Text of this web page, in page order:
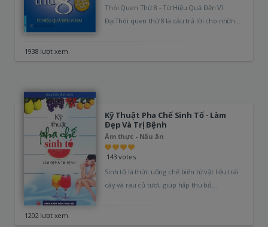
Thói Quen Thứ 8 - Từ Hiệu Quả Đến Vĩ
ĐạiThói quen thứ 8 là câu trả lời cho những
1938 lượt xem
Kỹ Thuật Pha Chế Sinh Tố - Làm
Đẹp Và Trị Bệnh
Ẩm thực - Nấu ăn
143 votes
Sinh tố là thức uống chế biến từ vật liệu trái
cây và rau củ tươi, giúp hấp thu bổ…
1202 lượt xem